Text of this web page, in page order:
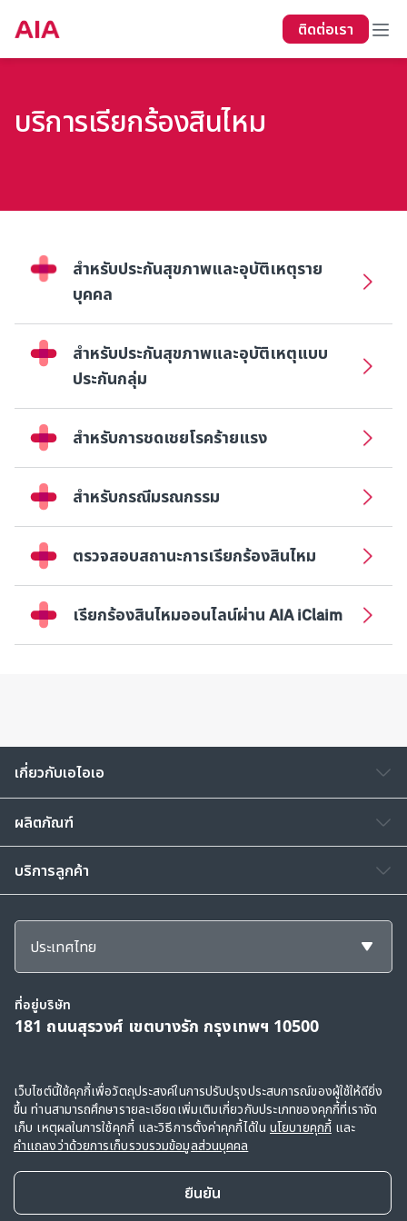
ติดต่อเรา
บริการเรียกร้องสินไหม
สำหรับประกันสุขภาพและอุบัติเหตุราย
บุคคล
สำหรับประกันสุขภาพและอุบัติเหตุแบบ
ประกันกลุ่ม
สำหรับการชดเชยโรคร้ายแรง
สำหรับกรณีมรณกรรม
ตรวจสอบสถานะการเรียกร้องสินไหม
เรียกร้องสินไหมออนไลน์ผ่าน AIA iClaim​
เกี่ยวกับเอไอเอ
ผลิตภัณฑ์
บริการลูกค้า
ประเทศไทย
ที่อยู่บริษัท
181 ถนนสุรวงศ์ เขตบางรัก กรุงเทพฯ 10500
สงวนลิขสิทธิ์ © 2568, กลุ่มบริษัทเอไอเอ และบริษัทในเครือ ขอสงวนสิทธิ์ทั้งหมดตาม
กฎหมาย
ข้อตกลงการใช้|คำแถลงว่าด้วยการเก็บรวบรวมข้อมูลส่วนบุคคล
เว็บไซต์นี้ใช้คุกกี้เพื่อวัตถุประสงค์ในการปรับปรุงประสบการณ์ของผู้ใช้ให้ดียิ่ง
ขึ้น ท่านสามารถศึกษารายละเอียดเพิ่มเติมเกี่ยวกับประเภทของคุกกี้ที่เราจัด
เก็บ เหตุผลในการใช้คุกกี้ และวิธีการตั้งค่าคุกกี้ได้ใน นโยบายคุกกี้และ
คำแถลงว่าด้วยการเก็บรวบรวมข้อมูลส่วนบุคคล
ยืนยัน